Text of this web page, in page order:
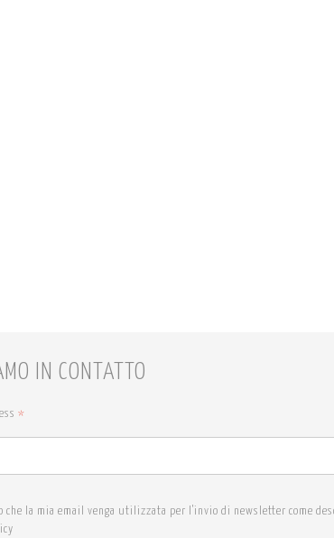
IN CONTATTO
*
che la mia email venga utilizzata per l'invio di newsletter come